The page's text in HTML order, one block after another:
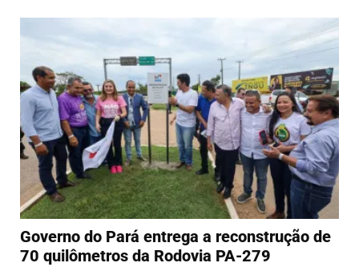
Governo do Pará entrega a reconstrução de
70 quilômetros da Rodovia PA-279